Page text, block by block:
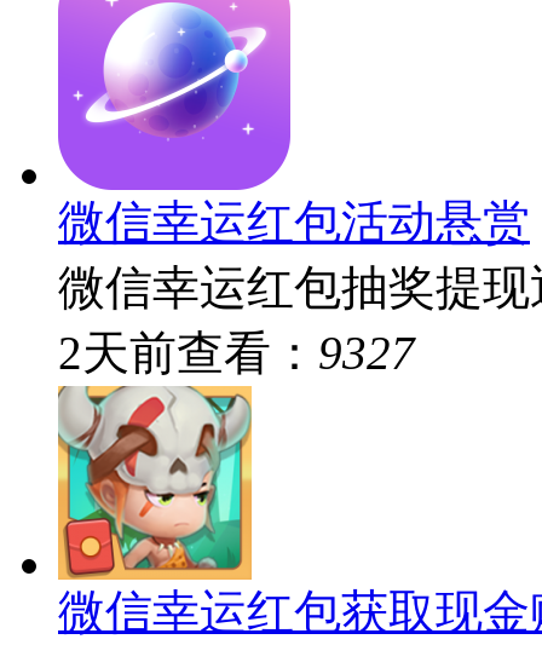
微信幸运红包活动悬赏
微信幸运红包抽奖提
2天前查看： 9327
微信幸运红包获取现